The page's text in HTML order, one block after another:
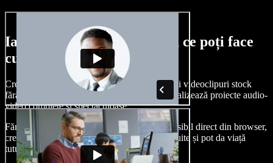
Iată doar o mică mostră din ce poți face
cu Speechify Studio.
Creează voci din off, adaugă imagini, audio și videoclipuri stock
fără drepturi de autor, clonează-ți vocea și finalizează proiecte audio-
video complete și spectaculoase.
Fără curba clasică de învățare și cu totul accesibil direct din browser,
creatorii de conținut pot depăși limitele obișnuite și pot da viață
tuturor ideilor lor creative.